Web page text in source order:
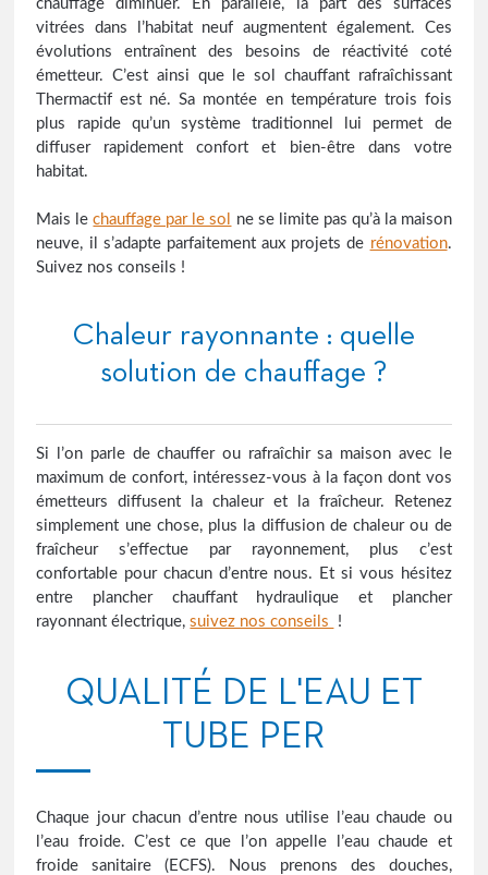
chauffage diminuer. En parallèle, la part des surfaces
vitrées dans l’habitat neuf augmentent également. Ces
évolutions entraînent des besoins de réactivité coté
émetteur. C’est ainsi que le sol chauffant rafraîchissant
Thermactif est né. Sa montée en température trois fois
plus rapide qu’un système traditionnel lui permet de
diffuser rapidement confort et bien-être dans votre
habitat.
Mais lechauffage par le sol
ne se limite pas qu’à la maison
neuve, il s’adapte parfaitement aux projets de rénovation.
Suivez nos conseils !
Chaleur rayonnante : quelle
solution de chauffage ?
Si l’on parle de chauffer ou rafraîchir sa maison avec le
maximum de confort, intéressez-vous à la façon dont vos
émetteurs diffusent la chaleur et la fraîcheur. Retenez
simplement une chose, plus la diffusion de chaleur ou de
fraîcheur s’effectue par rayonnement, plus c’est
confortable pour chacun d’entre nous. Et si vous hésitez
entre plancher chauffant hydraulique et plancher
rayonnant électrique,suivez nos conseils !
QUALITÉ DE L'EAU ET
TUBE PER
Chaque jour chacun d’entre nous utilise l’eau chaude ou
l’eau froide. C’est ce que l’on appelle l’eau chaude et
froide sanitaire (ECFS). Nous prenons des douches,